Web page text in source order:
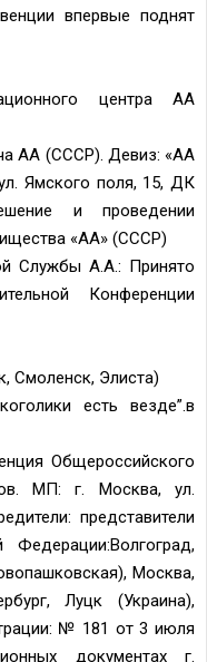
впервые поднят
центра АА
АА (СССР). Девиз: «АА
Ямского поля, 15, ДК
и проведении
«АА» (СССР)
Службы А.А.: Принято
Конференции
Смоленск, Элиста)
есть везде”.в
Общероссийского
МП: г. Москва, ул.
представители
Москва,
Луцк (Украина),
№ 181 от 3 июля
документах г.